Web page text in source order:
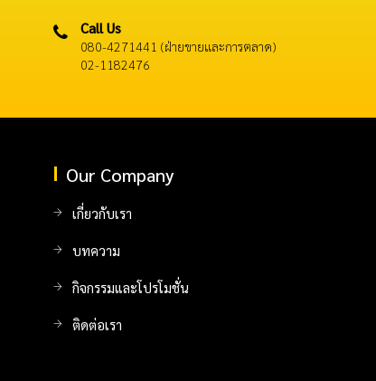
Call Us
080-4271441 (ฝ่ายขายและการตลาด)
02-1182476
Our Company
เกี่ยวกับเรา
บทความ
กิจกรรมและโปรโมชั่น
ติดต่อเรา